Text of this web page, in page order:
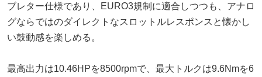
ブレター仕様であり、EURO3規制に適合しつつも、アナロ
グならではのダイレクトなスロットルレスポンスと懐かし
い鼓動感を楽しめる。
最高出力は10.46HPを8500rpmで、最大トルクは9.6Nmを6